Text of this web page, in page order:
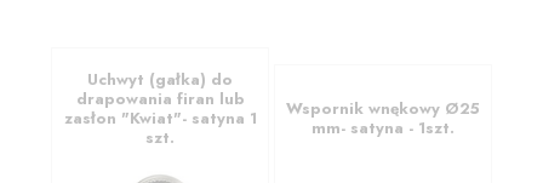
Uchwyt (gałka) do
drapowania firan lub
zasłon "Kwiat"- satyna 1
szt.
Wspornik wnękowy Ø25
mm- satyna - 1szt.